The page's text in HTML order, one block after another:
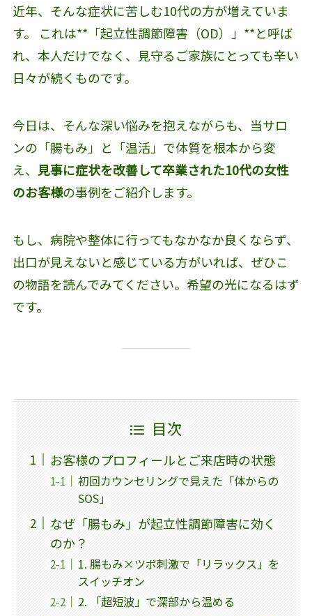
近年、そんな症状に苦しむ10代の方が増えていま
す。 これは**「起立性調節障害（OD）」**と呼ば
れ、本人だけでなく、見守るご家族にとっても辛い
日々が続くものです。
今日は、そんな深い悩みを抱えながらも、当サロ
ンの「腸もみ」と「温活」で体質を根本から変
え、 見事に症状を改善して卒業された10代の女性
のお客様の事例をご紹介します。
もし、病院や整体に行ってもなかなか良くならず、
出口が見えないと感じている方がいれば、ぜひこ
の物語を読んでみてください。希望の光になるはず
です。
目次
お客様のプロフィールとご来店時の状態
初回カウンセリングで見えた「体からの
SOS」
なぜ「腸もみ」が起立性調節障害に効く
のか？
1. 腸もみ×ツボ刺激で「リラックス」を
スイッチオン
2. 「超短波」で深部から温める